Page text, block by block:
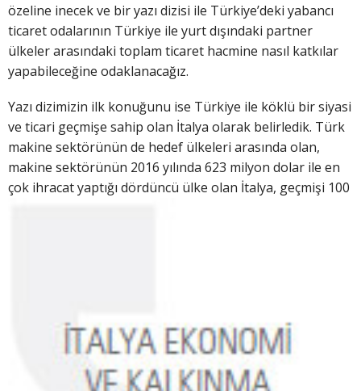
özeline inecek ve bir yazı dizisi ile Türkiye’deki yabancı
ticaret odalarının Türkiye ile yurt dışındaki partner
ülkeler arasındaki toplam ticaret hacmine nasıl katkılar
yapabileceğine odaklanacağız.
Yazı dizimizin ilk konuğunu ise Türkiye ile köklü bir siyasi
ve ticari geçmişe sahip olan İtalya olarak belirledik. Türk
makine sektörünün de hedef ülkeleri arasında olan,
makine sektörünün 2016 yılında 623 milyon dolar ile en
çok ihracat yaptığı dördüncü ülke olan İtalya, geçmişi 100